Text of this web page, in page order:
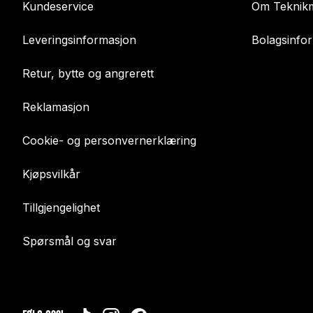
Kundeservice
Leveringsinformasjon
Retur, bytte og angrerett
Reklamasjon
Cookie- og personvernerklæring
Kjøpsvilkår
Tillgjengelighet
Spørsmål og svar
Om